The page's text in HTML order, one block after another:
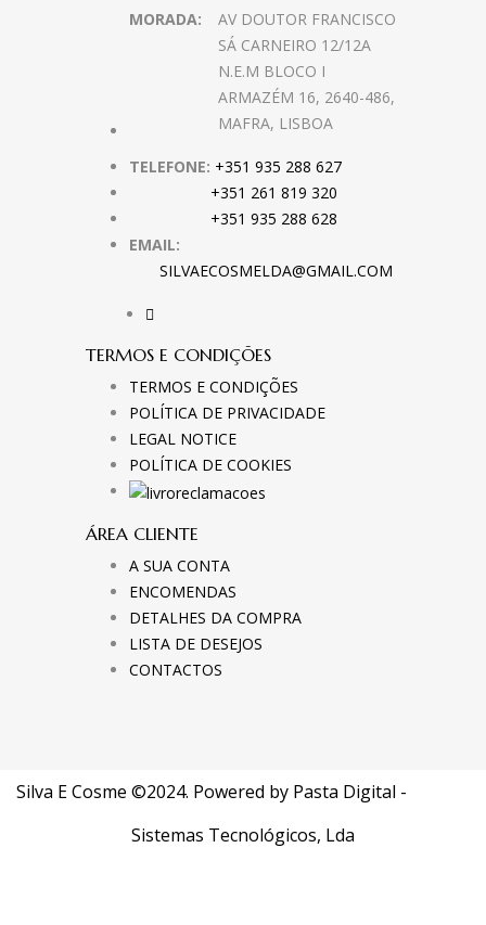
MORADA:
AV DOUTOR FRANCISCO
SÁ CARNEIRO 12/12A
N.E.M BLOCO I
ARMAZÉM 16, 2640-486,
MAFRA, LISBOA
TELEFONE: +351 935 288 627
+351 261 819 320
+351 935 288 628
EMAIL:
SILVAECOSMELDA@GMAIL.COM
TERMOS E CONDIÇÕES
TERMOS E CONDIÇÕES
POLÍTICA DE PRIVACIDADE
LEGAL NOTICE
POLÍTICA DE COOKIES
ÁREA CLIENTE
A SUA CONTA
ENCOMENDAS
DETALHES DA COMPRA
LISTA DE DESEJOS
CONTACTOS
Silva E Cosme ©2024. Powered by Pasta Digital -
Sistemas Tecnológicos, Lda